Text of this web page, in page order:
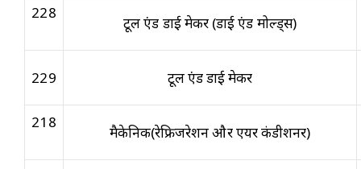
228
टूल एंड डाई मेकर (डाई एंड मोल्ड्स)
229 टूल एंड डाई मेकर
218
मैकेनिक(रेफ्रिजरेशन और एयर कंडीशनर)